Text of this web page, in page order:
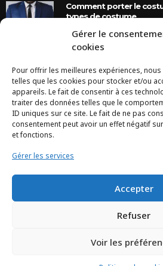
Gérer le
cookies
Pour offrir les meilleures expériences,
telles que les cookies pour stocker et/ou
appareils. Le fait de consentir à ces
traiter des données telles que le
ID uniques sur ce site. Le fait de ne pas
consentement peut avoir un effet négatif
et fonctions.
Gérer les services
Accepter
Refuser
Voir les
Comment porter le
types de costume
8 Ans Ago
INSTAGRAM
Configuration error or no